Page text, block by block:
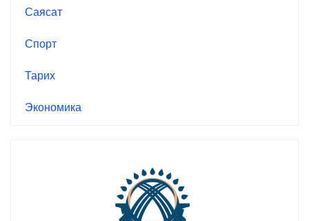
Саясат
Спорт
Тарих
Экономика